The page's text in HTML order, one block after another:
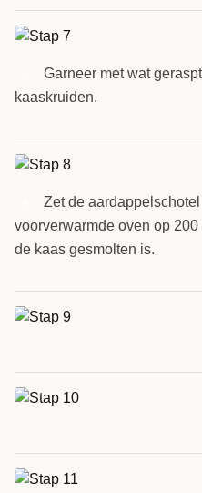
Garneer met wat
kaaskruiden.
Zet de
voorverwarmde oven op
de kaas gesmolten is.